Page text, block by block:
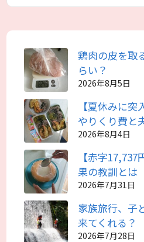
リ
鶏肉の皮を取
らい？
2026年8月5日
【夏休みに
やりくり費と
2026年8月4日
【赤字
果の教訓とは
2026年7月31日
家族旅行、子
来てくれる？
2026年7月28日